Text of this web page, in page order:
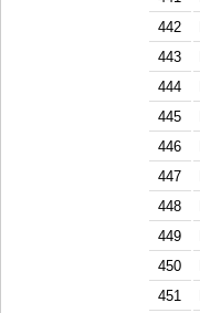
442
443
444
445
446
447
448
449
450
451